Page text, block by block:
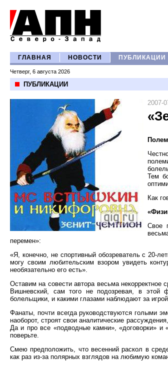
ГЛАВНАЯ НОВОСТИ ПУБЛИКАЦИИ
Четверг, 6 августа 2026
ПУБЛИКАЦИИ
2007-
Тем
Как
Свое
перемен»:
«Я, конечно, не спортивный обозреватель с 20-
могу своим любительским взором увидеть
необязательно его есть».
Оставим на совести автора весьма
Вишневский, сам того не подозревая, в этой
болельщики, и какими глазами наблюдают за
Фанаты, почти всегда руководствуются голыми
наоборот, строят свои аналитические
Да и про все «подводные камни», «договорки»
поверьте.
Смею предположить, что весенний раскол в
как раз из-за полярных взглядов на любимую